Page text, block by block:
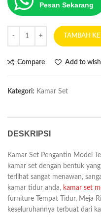
Pesan Sekarang
TAMBAH
Compare Add to
Kategori: Kamar Set
DESKRIPSI
Kamar Set Pengantin Model
kamar set dengan bentuk
terlihat sangat menawan,
kamar tidur anda, kamar set
furniture Tempat Tidur, Meja
keseluruhannya terbuat dari